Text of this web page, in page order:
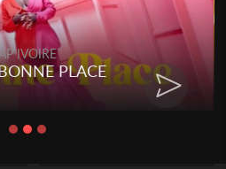
IVOIRE
PLACE